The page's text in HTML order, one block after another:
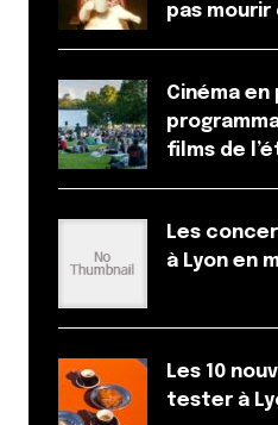
pas mourir
Cinéma en
films de
Les
à Lyon en
Les 10
tester à